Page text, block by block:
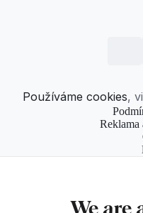
Používáme cookies,
Reklama